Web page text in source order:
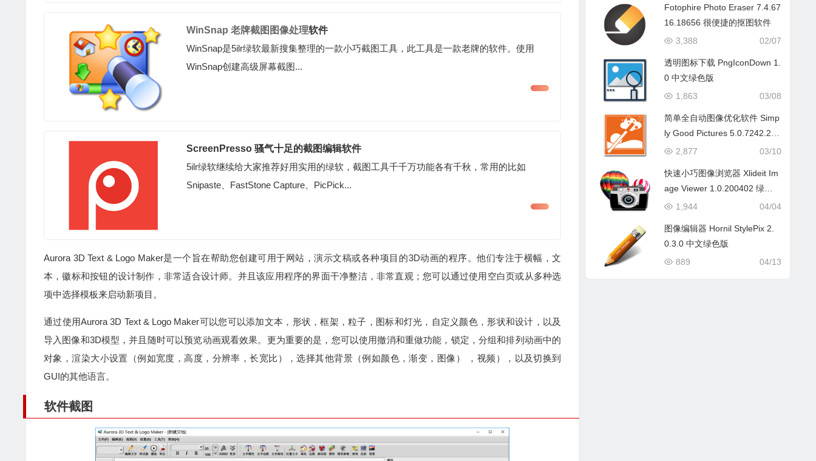
WinSnap 老牌截图 图像处理软件
WinSnap是5ilr绿软最新搜集整理的一款小巧截图工具，此工具是一款老牌的软件。使用
WinSnap创建高级屏幕截图...
ScreenPresso 骚气十足的截图编辑软件
5ilr绿软继续给大家推荐好用实用的绿软，截图工具千千万功能各有千秋，常用的比如
Snipaste、FastStone Capture、PicPick...
Aurora 3D Text & Logo Maker是一个旨在帮助您创建可用于网站，演示文稿或各种项目的3D动画的程序。他们专注于横幅，文
本，徽标和按钮的设计制作，非常适合设计师。并且该应用程序的界面干净整洁，非常直观；您可以通过使用空白页或从多种选
项中选择模板来启动新项目。
通过使用Aurora 3D Text & Logo Maker可以您可以添加文本，形状，框架，粒子，图标和灯光，自定义颜色，形状和设计，以及
导入图像和3D模型，并且随时可以预览动画观看效果。更为重要的是，您可以使用撤消和重做功能，锁定，分组和排列动画中的
对象，渲染大小设置（例如宽度，高度，分辨率，长宽比），选择其他背景（例如颜色，渐变，图像） ，视频），以及切换到
GUI的其他语言。
软件截图
Fotophire Photo Eraser 7.4.67
16.18656 很便捷的抠图软件
02/07
3,388
透明图标下载 PngIconDown 1.
0 中文绿色版
03/08
1,863
简单全自动图像优化软件 Simp
ly Good Pictures 5.0.7242.247
75 原创汉化版
03/10
2,877
快速小巧图像浏览器 Xlideit Im
age Viewer 1.0.200402 绿色
版
04/04
1,944
图像编辑器 Hornil StylePix 2.
0.3.0 中文绿色版
04/13
889